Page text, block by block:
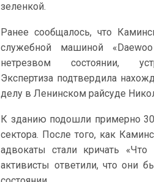
зеленкой.
Ранее сообщалось, что
служебной машиной
нетрезвом состоянии,
Экспертиза подтвердила
делу в Ленинском райсуде
К зданию подошли примерно
сектора. После того, как
адвокаты стали кричать
активисты ответили, что они